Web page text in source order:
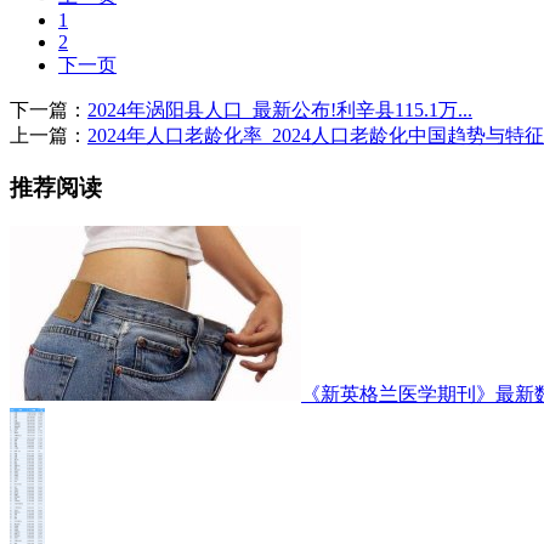
1
2
下一页
下一篇： 2024年涡阳县人口_最新公布!利辛县115.1万...
上一篇： 2024年人口老龄化率_2024人口老龄化中国趋势与特征
推荐阅读
《新英格兰医学期刊》最新